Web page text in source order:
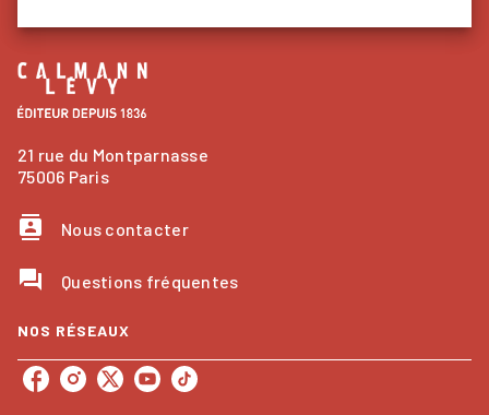
21 rue du Montparnasse
75006 Paris
contacts Nous contacter
question_answer Questions fréquentes
NOS RÉSEAUX